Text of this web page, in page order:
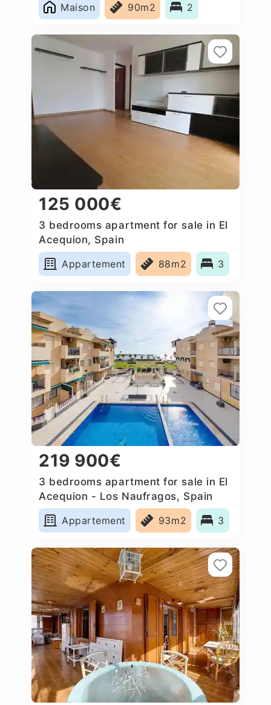
Maison
90m2 2
125 000€
3 bedrooms apartment for sale in El
Acequion, Spain
Appartement
88m2 3
219 900€
3 bedrooms apartment for sale in El
Acequion - Los Naufragos, Spain
Appartement
93m2 3